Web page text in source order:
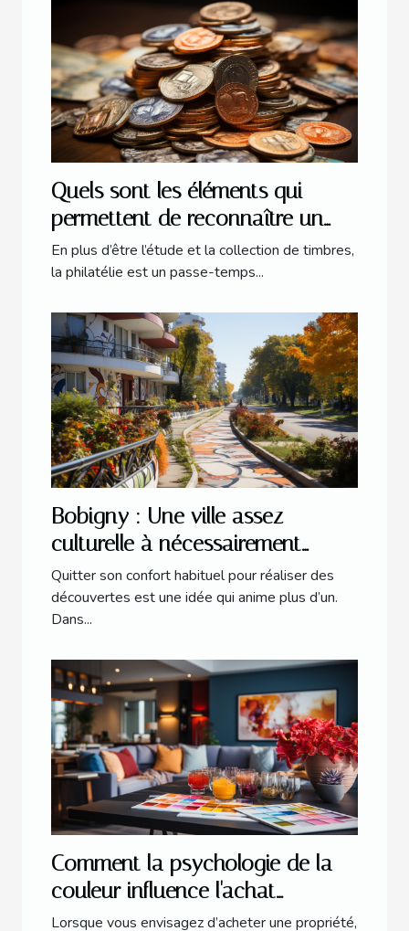
Quels sont les éléments qui
permettent de reconnaître un
timbre de valeur ?
En plus d’être l’étude et la collection de timbres,
la philatélie est un passe-temps...
Bobigny : Une ville assez
culturelle à nécessairement
explorer
Quitter son confort habituel pour réaliser des
découvertes est une idée qui anime plus d’un.
Dans...
Comment la psychologie de la
couleur influence l'achat
immobilier
Lorsque vous envisagez d’acheter une propriété,